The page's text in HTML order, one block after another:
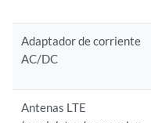
Adaptador de corriente
AC/DC
Antenas LTE